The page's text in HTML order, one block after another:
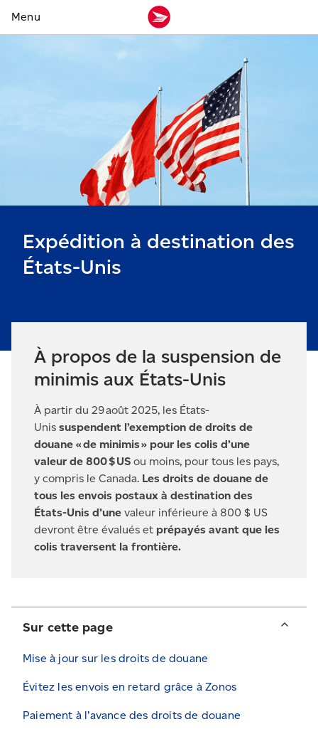
Expédition à destination des
États-Unis
À propos de la suspension de
minimis aux États-Unis
À partir du 29 août 2025, les États-
Unis suspendent l’exemption de droits de
douane «de minimis» pour les colis d’une
valeur de 800$US ou moins, pour tous les pays,
y compris le Canada. Les droits de douane de
tous les envois postaux à destination des
États-Unis d’une valeur inférieure à 800 $ US
devront être évalués et prépayés avant que les
colis traversent la frontière.
Sur cette page
Mise à jour sur les droits de douane
Évitez les envois en retard grâce à Zonos
Paiement à l’avance des droits de douane